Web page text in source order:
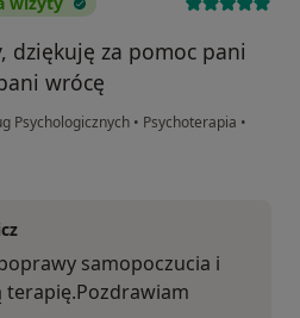
dziękuję za pomoc pani
wrócę
Psychologicznych • Psychoterapia •
samopoczucia i
terapię.Pozdrawiam